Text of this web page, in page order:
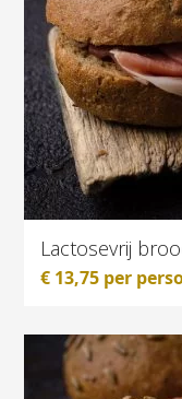
Lactosevrij
€ 13,75 per